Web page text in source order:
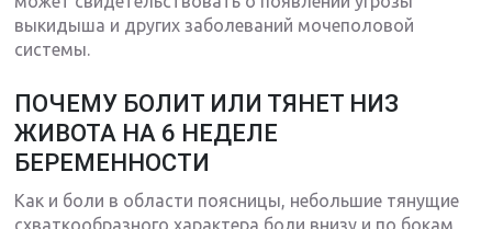
выкидыша и других заболеваний мочеполовой
системы.
ПОЧЕМУ БОЛИТ ИЛИ ТЯНЕТ НИЗ
ЖИВОТА НА 6 НЕДЕЛЕ
БЕРЕМЕННОСТИ
Как и боли в области поясницы, небольшие тянущие
схваткообразного характера боли внизу и по бокам